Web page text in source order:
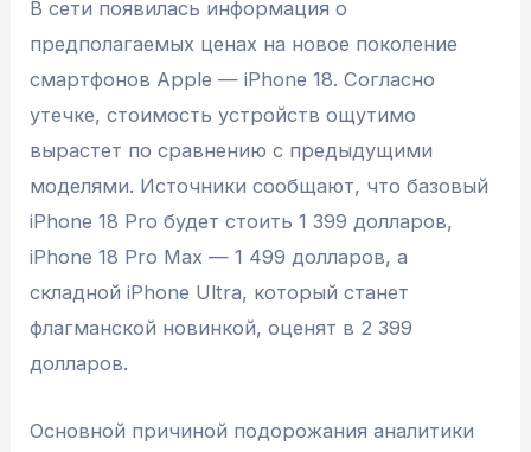
В сети появилась информация о
предполагаемых ценах на новое поколение
смартфонов Apple — iPhone 18. Согласно
утечке, стоимость устройств ощутимо
вырастет по сравнению с предыдущими
моделями. Источники сообщают, что базовый
iPhone 18 Pro будет стоить 1 399 долларов,
iPhone 18 Pro Max — 1 499 долларов, а
складной iPhone Ultra, который станет
флагманской новинкой, оценят в 2 399
долларов.
Основной причиной подорожания аналитики